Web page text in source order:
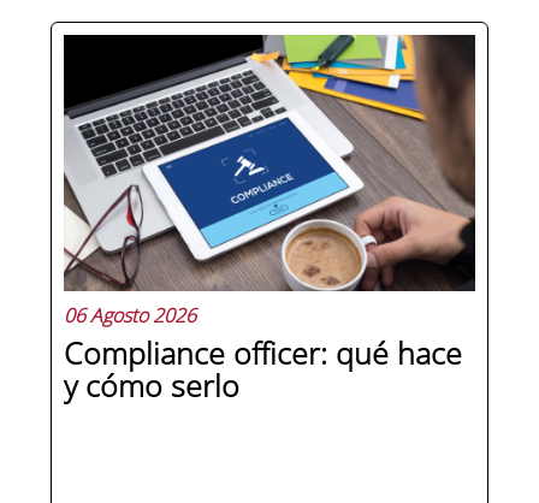
Hay personas que ocupan puestos de
dirección y hay personas que lideran.
La diferencia no está en el cargo ni en
la antigüedad, sino en un conjunto de
competencias que se pueden
aprender, practicar y medir. Si te
preguntas qué separa a un directivo...
06 Agosto 2026
Compliance officer: qué hace
y cómo serlo